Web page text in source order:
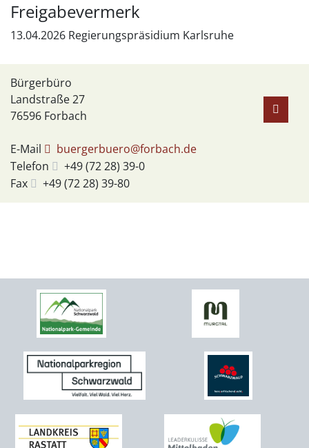
Freigabevermerk
13.04.2026 Regierungspräsidium Karlsruhe
Bürgerbüro
Landstraße 27
76596 Forbach
E-Mail
buergerbuero@forbach.de
Telefon
+49 (7228) 39-0
Fax
+49 (7228) 39-80